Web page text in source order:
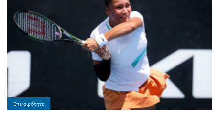
Επικαιρότητα